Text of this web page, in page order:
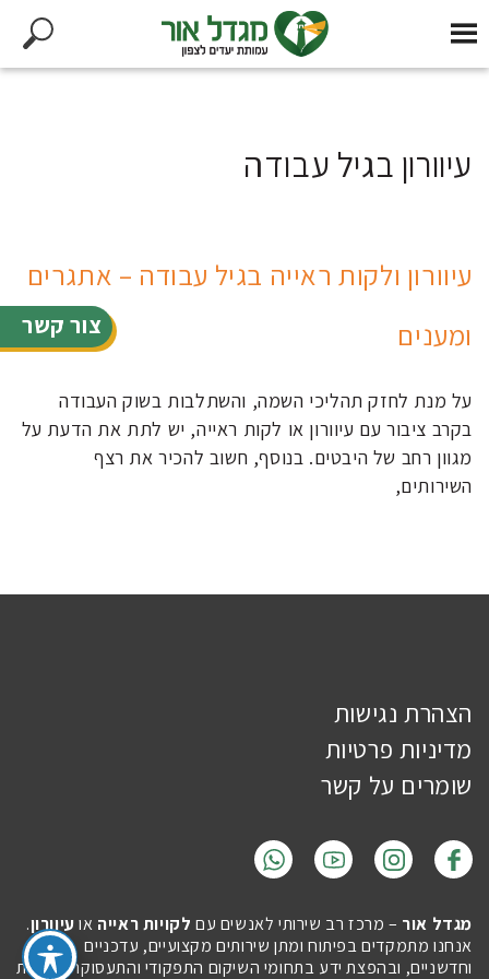
צור קשר
עיוורון בגיל עבודה
עיוורון ולקות ראייה בגיל עבודה – אתגרים
ומענים
על מנת לחזק תהליכי השמה, והשתלבות בשוק העבודה
בקרב ציבור עם עיוורון או לקות ראייה, יש לתת את הדעת על
מגוון רחב של היבטים. בנוסף, חשוב להכיר את רצף
השירותים,
הצהרת נגישות
מדיניות פרטיות
שומרים על קשר
מגדל אור – מרכז רב שירותי לאנשים עם לקויות ראייה אועיוורון.
אנחנו מתמקדים בפיתוח ומתן שירותים מקצועיים, עדכניים
וחדשניים, ובהפצת ידע בתחומי השיקום התפקודי והתעסוקה, לטובת